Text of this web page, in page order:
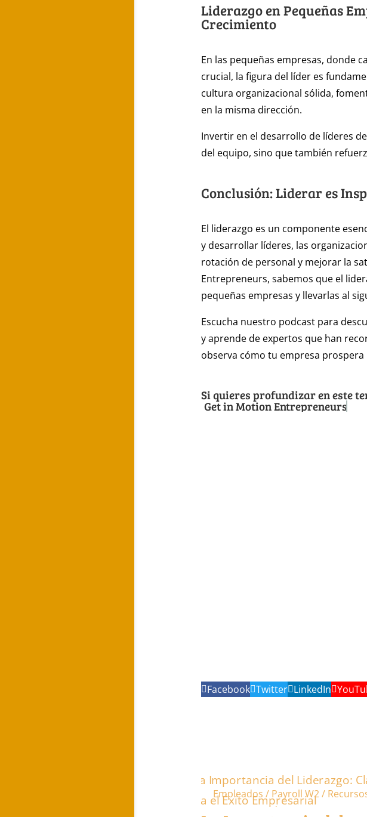
Liderazgo en Pequeñas
Crecimiento
En las pequeñas empresas, donde
crucial, la figura del líder es
cultura organizacional sólida,
en la misma dirección.
Invertir en el desarrollo de líderes
del equipo, sino que también
Conclusión: Liderar es
El liderazgo es un componente
y desarrollar líderes, las
rotación de personal y mejorar la
Entrepreneurs, sabemos que el
pequeñas empresas y llevarlas al
Escucha nuestro podcast para
y aprende de expertos que han
observa cómo tu empresa
Si quieres profundizar en este
Get in Motion Entrepreneurs
Facebook Twitter LinkedIn
Empleados / Payroll W2 /
Podcast